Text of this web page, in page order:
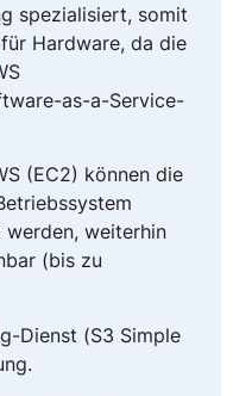
spezialisiert, somit
Hardware, da die
as-a-Service-
(EC2) können die
weiterhin
(bis zu
Dienst (S3 Simple